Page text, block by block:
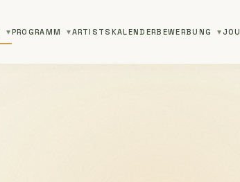
PROGRAMM ARTISTS KALENDERBEWERBUNG